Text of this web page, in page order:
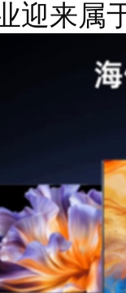
迎来属